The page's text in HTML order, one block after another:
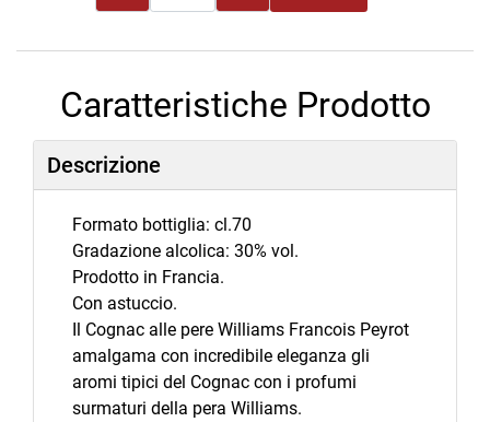
Caratteristiche Prodotto
Descrizione
Formato bottiglia: cl.70
Gradazione alcolica: 30% vol.
Prodotto in Francia.
Con astuccio.
Il Cognac alle pere Williams Francois Peyrot
amalgama con incredibile eleganza gli
aromi tipici del Cognac con i profumi
surmaturi della pera Williams.